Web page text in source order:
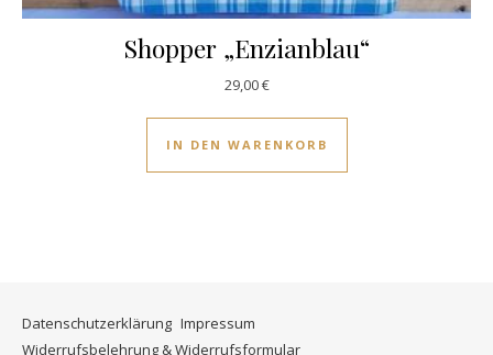
Shopper „Enzianblau“
29,00€
IN DEN WARENKORB
Datenschutzerklärung Impressum
Widerrufsbelehrung & Widerrufsformular